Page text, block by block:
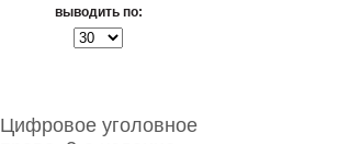
выводить по:
Цифровое уголовное